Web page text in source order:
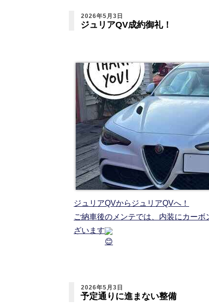
2026年5月3日
ジュリアQV成約御礼！
ジュリアQVからジュリアQVへ！
ご納車後のメンテでは、内装にカー
ざいます
2026年5月3日
予定通りに進まない整備